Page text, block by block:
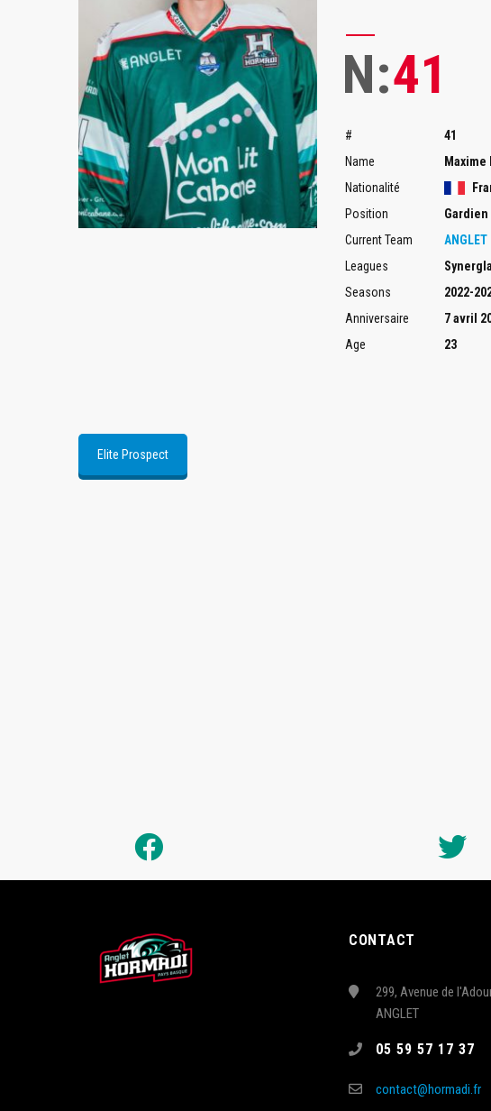
N:41
#
41
Name
Maxime
Nationalité
Position
Gardien
Current Team
ANGLET
Leagues
Seasons
2022-
Anniversaire
7 avril
Age
23
Elite Prospect
CONTACT
299, Avenue de
ANGLET
05 59 57 17 37
contact@hormadi.fr